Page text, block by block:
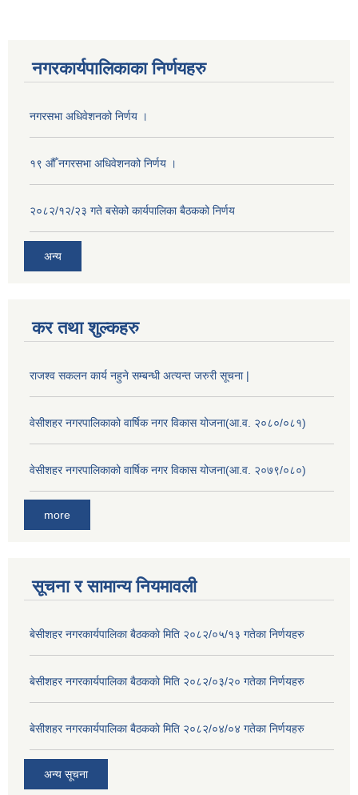
नगरकार्यपालिकाका निर्णयहरु
नगरसभा अधिवेशनको निर्णय ।
१९ औँ नगरसभा अधिवेशनको निर्णय ।
२०८२/१२/२३ गते बसेको कार्यपालिका बैठकको निर्णय
अन्य
कर तथा शुल्कहरु
राजश्व सकलन कार्य नहुने सम्बन्धी अत्यन्त जरुरी सूचना |
वेसीशहर नगरपालिकाको वार्षिक नगर विकास योजना(आ.व. २०८०/०८१)
वेसीशहर नगरपालिकाको वार्षिक नगर विकास योजना(आ.व. २०७९/०८०)
more
सूचना र सामान्य नियमावली
बे‍‍सीशहर नगरकार्यपालिका बैठककाे मिति २०८२/०५/१३ गतेका निर्णयहरु
बे‍‍सीशहर नगरकार्यपालिका बैठककाे मिति २०८२/०३/२० गतेका निर्णयहरु
बे‍‍सीशहर नगरकार्यपालिका बैठककाे मिति २०८२/०४/०४ गतेका निर्णयहरु
अन्य सूचना